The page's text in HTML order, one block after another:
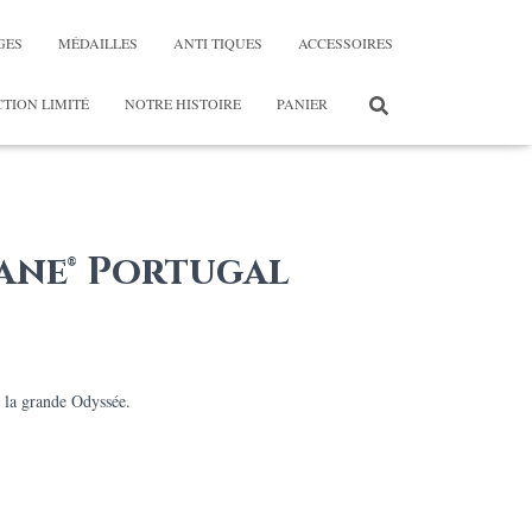
MÉDAILLES ANTI TIQUES ACCESSOIRES
LIMITÉ NOTRE HISTOIRE PANIER
Portugal
grande Odyssée.